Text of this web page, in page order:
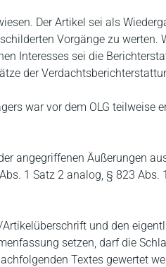
Der Artikel sei als
Vorgänge zu werten.
Interesses sei die
der
war vor dem OLG teilweise
angegriffenen Äußerungen
1 Satz 2 analog, § 823 Abs.
und den
setzen, darf die
Textes gewertet